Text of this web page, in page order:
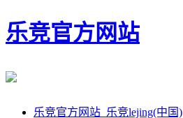
乐竞官方网站
乐竞官方网站_乐竞lejing(中国)